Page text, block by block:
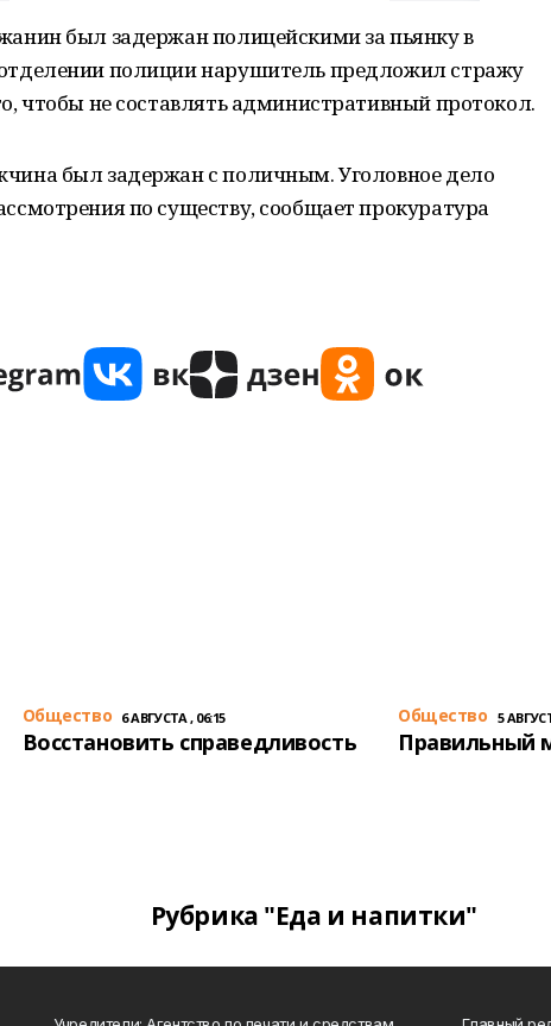
был задержан полицейскими за пьянку в
полиции нарушитель предложил стражу
чтобы не составлять административный протокол.
был задержан с поличным. Уголовное дело
по существу, сообщает прокуратура
Общество 6 АВГУСТА , 06:15
Восстановить справедливость
Общество 5
Правильный
Рубрика "Еда и напитки"